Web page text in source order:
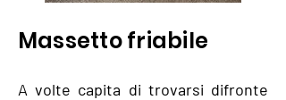
Massetto friabile
A volte capita di trovarsi difronte